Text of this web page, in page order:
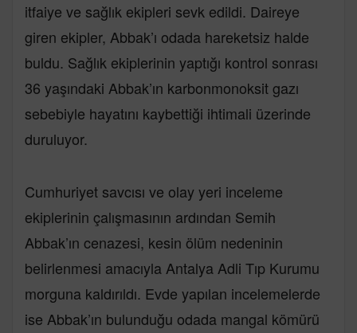
itfaiye ve sağlık ekipleri sevk edildi. Daireye
giren ekipler, Abbak’ı odada hareketsiz halde
buldu. Sağlık ekiplerinin yaptığı kontrol sonrası
36 yaşındaki Abbak’ın karbonmonoksit gazı
sebebiyle hayatını kaybettiği ihtimali üzerinde
duruluyor.
Cumhuriyet savcısı ve olay yeri inceleme
ekiplerinin çalışmasının ardından Semih
Abbak’ın cenazesi, kesin ölüm nedeninin
belirlenmesi amacıyla Antalya Adli Tıp Kurumu
morguna kaldırıldı. Evde yapılan incelemelerde
ise Abbak’ın bulunduğu odada mangal kömürü